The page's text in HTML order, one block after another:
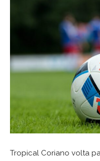
Tropical Coriano volta